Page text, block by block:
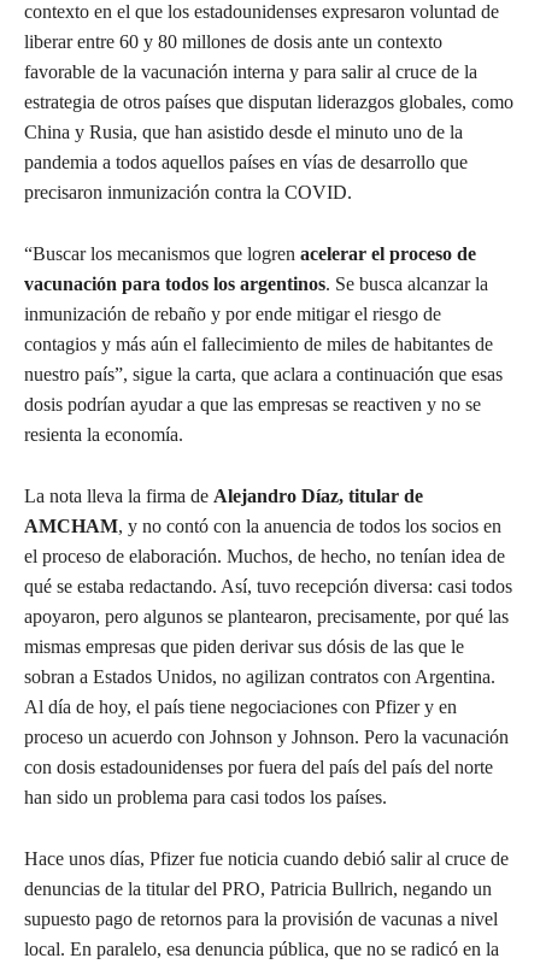
contexto en el que los estadounidenses expresaron voluntad de
liberar entre 60 y 80 millones de dosis ante un contexto
favorable de la vacunación interna y para salir al cruce de la
estrategia de otros países que disputan liderazgos globales, como
China y Rusia, que han asistido desde el minuto uno de la
pandemia a todos aquellos países en vías de desarrollo que
precisaron inmunización contra la COVID.
“Buscar los mecanismos que logren acelerar el proceso de
vacunación para todos los argentinos. Se busca alcanzar la
inmunización de rebaño y por ende mitigar el riesgo de
contagios y más aún el fallecimiento de miles de habitantes de
nuestro país”, sigue la carta, que aclara a continuación que esas
dosis podrían ayudar a que las empresas se reactiven y no se
resienta la economía.
La nota lleva la firma de Alejandro Díaz, titular de
AMCHAM, y no contó con la anuencia de todos los socios en
el proceso de elaboración. Muchos, de hecho, no tenían idea de
qué se estaba redactando. Así, tuvo recepción diversa: casi todos
apoyaron, pero algunos se plantearon, precisamente, por qué las
mismas empresas que piden derivar sus dósis de las que le
sobran a Estados Unidos, no agilizan contratos con Argentina.
Al día de hoy, el país tiene negociaciones con Pfizer y en
proceso un acuerdo con Johnson y Johnson. Pero la vacunación
con dosis estadounidenses por fuera del país del país del norte
han sido un problema para casi todos los países.
Hace unos días, Pfizer fue noticia cuando debió salir al cruce de
denuncias de la titular del PRO, Patricia Bullrich, negando un
supuesto pago de retornos para la provisión de vacunas a nivel
local. En paralelo, esa denuncia pública, que no se radicó en la